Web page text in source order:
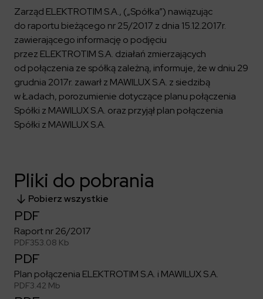
Dokumenty firmowe
Certyfikaty
Compliance
Przemysł
Infrastruktura użyteczności publicznej
Zasilanie i systemy trakcyjne
Platforma Zarządzania Bezpieczeństwem
Aquila
Magazyny energii
Raporty
Kalendarium
Ład korporacyjny
Materiały dla inwestorów
ELEKTROTIM na GPW
Kontakt dla inwestorów
Dowiedz się więcej
Poznaj nas bliżej
Oferty pracy
Poradnik rekrutacyjny
Dlaczego warto?
Staże i praktyki
Kontrahenci
Poznaj możliwości współpracy z nami
Program Partnerski
Formularz dla dostawców
Fakturowanie w KSeF
ESG
Dowiedz się więcej
Środowisko
Sygnaliści
Zintegrowany System Zarządzania
Strefa wiedzy
ELEKTROTIM w mediach
Materiały prasowe
Kontakt dla mediów
Kontakt
Polski
Zarząd ELEKTROTIM S.A., („Spółka”) nawiązując
do raportu bieżącego nr 25/2017 z dnia 15.12.2017r.
zawierającego informację o podjęciu
przez ELEKTROTIM S.A. działań zmierzających
od połączenia ze spółką zależną, informuje, że w dniu 29
grudnia 2017r. zawarł z MAWILUX S.A. z siedzibą
w Ładach, porozumienie dotyczące planu połączenia
Spółki z MAWILUX S.A. oraz przyjął plan połączenia
Spółki z MAWILUX S.A.
Pliki do pobrania
Pobierz wszystkie
PDF
Raport nr 26/2017
PDF353.08 Kb
PDF
Plan połączenia ELEKTROTIM S.A. i MAWILUX S.A.
PDF3.42 Mb